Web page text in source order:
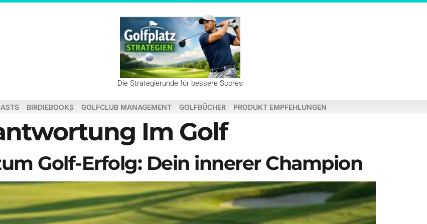
Die Strategierunde für bessere Scores
BIRDIEBOOKS GOLFCLUB MANAGEMENT GOLFBÜCHER PRODUKT EMPFEHLUNGEN
Im Golf
Golf-Erfolg: Dein innerer Champion